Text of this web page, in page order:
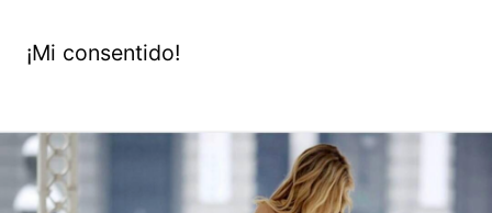
¡Mi consentido!